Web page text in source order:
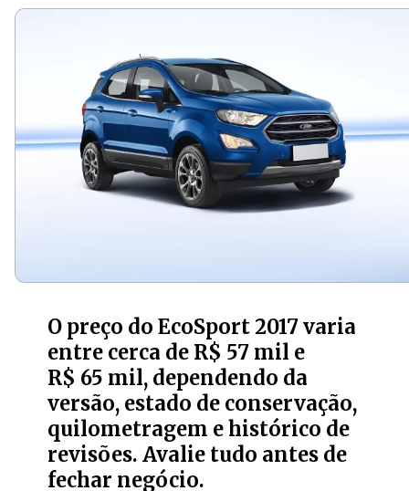
O preço do EcoSport 2017 varia
entre cerca de R$ 57 mil e
R$ 65 mil, dependendo da
versão, estado de conservação,
quilometragem e histórico de
revisões. Avalie tudo antes de
fechar negócio.